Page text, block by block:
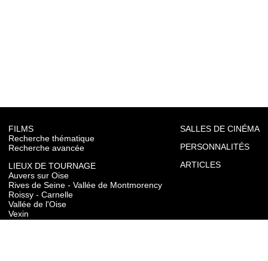
FILMS
Recherche thématique
Recherche avancée
LIEUX DE TOURNAGE
Auvers sur Oise
Rives de Seine - Vallée de Montmorency
Roissy - Carnelle
Vallée de l'Oise
Vexin
SALLES DE CINÉMA
PERSONNALITÉS
ARTICLES